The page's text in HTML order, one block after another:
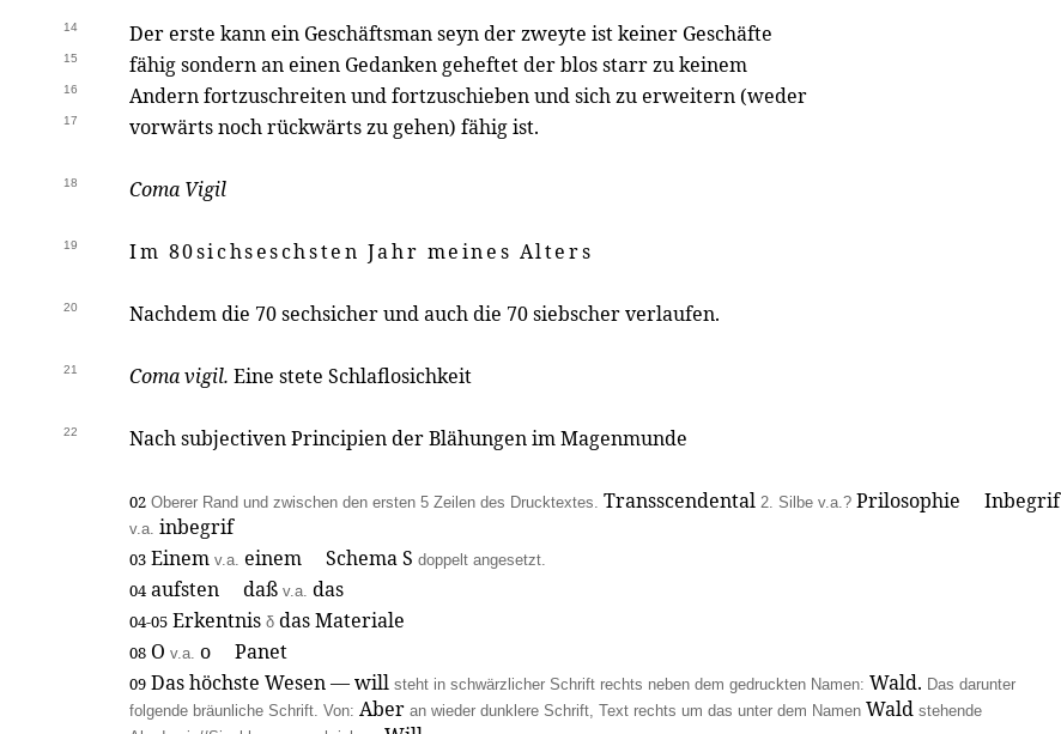
14 Der erste kann ein Geschäftsman seyn der zweyte ist keiner Geschäfte
15 fähig sondern an einen Gedanken geheftet der blos starr zu keinem
16 Andern fortzuschreiten und fortzuschieben und sich zu erweitern (weder
17 vorwärts noch rückwärts zu gehen) fähig ist.
18 Coma Vigil
19 Im 80sichseschsten Jahr meines Alters
20 Nachdem die 70 sechsicher und auch die 70 siebscher verlaufen.
21 Coma vigil. Eine stete Schlaflosichkeit
22 Nach subjectiven Principien der Blähungen im Magenmunde
02 Oberer Rand und zwischen den ersten 5 Zeilen des Drucktextes. Transscendental 2. Silbe v.a.? Prilosophie Inbegrif
v.a. inbegrif
03 Einem v.a. einem Schema S doppelt angesetzt.
04 aufsten daß v.a. das
04-05 Erkentnis δ das Materiale
08 O v.a. o Panet
09 Das höchste Wesen — will steht in schwärzlicher Schrift rechts neben dem gedruckten Namen: Wald. Das darunter
folgende bräunliche Schrift. Von: Aber an wieder dunklere Schrift, Text rechts um das unter dem Namen Wald stehende